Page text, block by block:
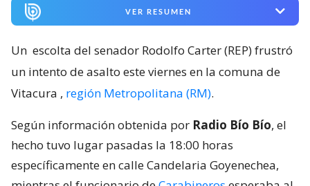
VER RESUMEN
Un escolta del senador Rodolfo Carter (REP) frustró
un intento de asalto este viernes en la comuna de
Vitacura , región Metropolitana (RM).
Según información obtenida por Radio Bío Bío, el
hecho tuvo lugar pasadas la 18:00 horas
específicamente en calle Candelaria Goyenechea,